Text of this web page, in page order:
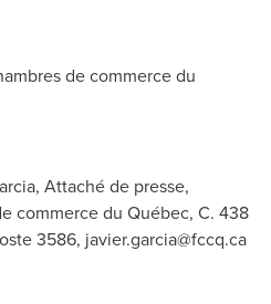
de commerce du
Attaché de presse,
commerce du Québec, C. 438
3586, javier.garcia@fccq.ca